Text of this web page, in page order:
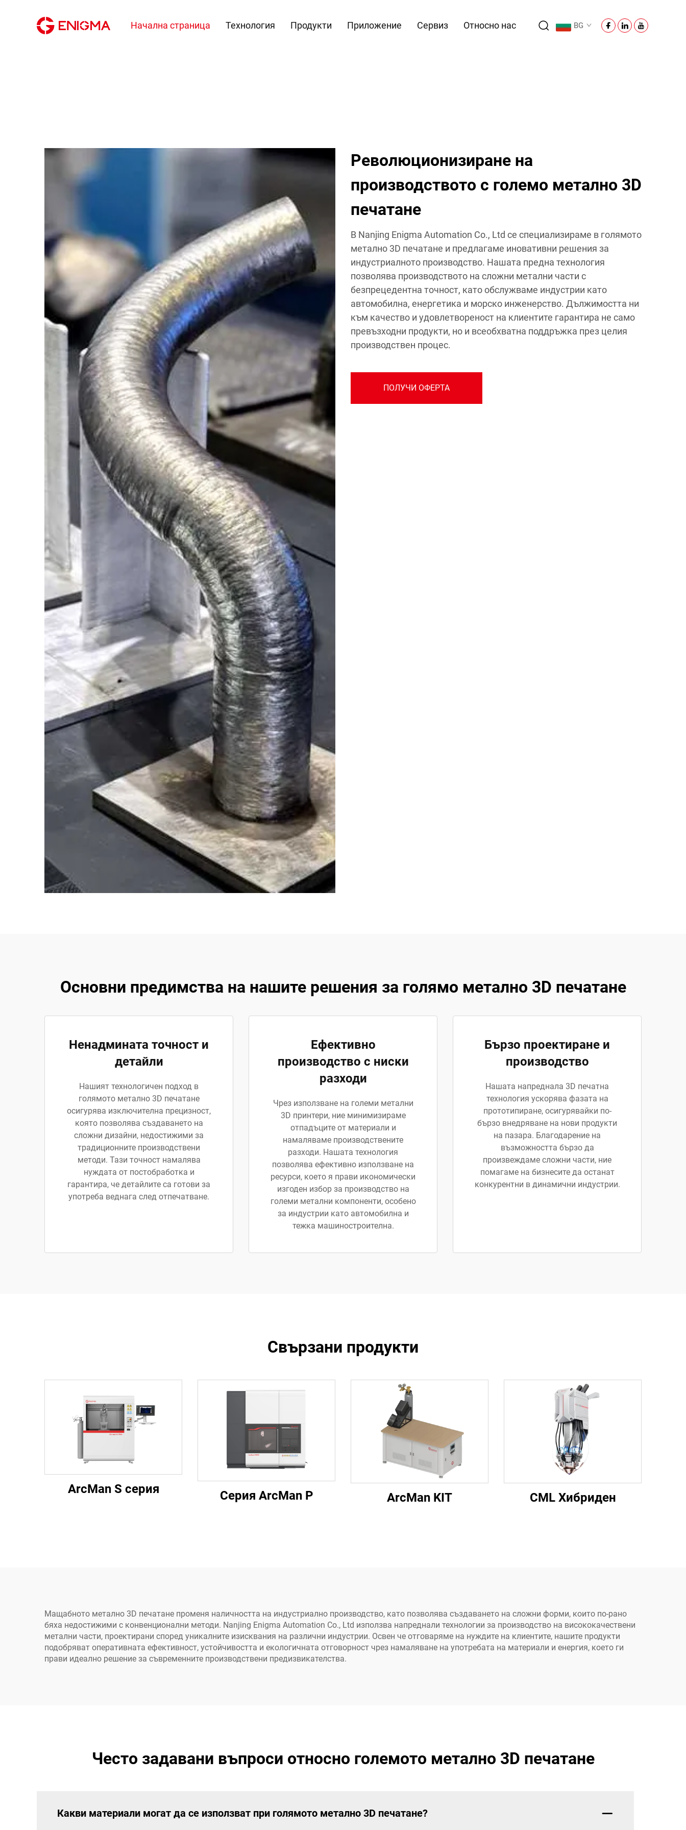
Начална страница Технология Продукти Приложение Сервиз Относно нас BG
Революционизиране на
производството с големо метално 3D
печатане
В Nanjing Enigma Automation Co., Ltd се специализираме в голямото
метално 3D печатане и предлагаме иновативни решения за
индустриалното производство. Нашата предна технология
позволява производството на сложни метални части с
безпрецедентна точност, като обслужваме индустрии като
автомобилна, енергетика и морско инженерство. Дължимостта ни
към качество и удовлетвореност на клиентите гарантира не само
превъзходни продукти, но и всеобхватна поддръжка през целия
производствен процес.
ПОЛУЧИ ОФЕРТА
Основни предимства на нашите решения за голямо метално 3D печатане
Ненадмината точност и
детайли
Нашият технологичен подход в
голямото метално 3D печатане
осигурява изключителна прецизност,
която позволява създаването на
сложни дизайни, недостижими за
традиционните производствени
методи. Тази точност намалява
нуждата от постобработка и
гарантира, че детайлите са готови за
употреба веднага след отпечатване.
Ефективно
производство с ниски
разходи
Чрез използване на големи метални
3D принтери, ние минимизираме
отпадъците от материали и
намаляваме производствените
разходи. Нашата технология
позволява ефективно използване на
ресурси, което я прави икономически
изгоден избор за производство на
големи метални компоненти, особено
за индустрии като автомобилна и
тежка машиностроителна.
Бързо проектиране и
производство
Нашата напреднала 3D печатна
технология ускорява фазата на
прототипиране, осигурявайки по-
бързо внедряване на нови продукти
на пазара. Благодарение на
възможността бързо да
произвеждаме сложни части, ние
помагаме на бизнесите да останат
конкурентни в динамични индустрии.
Свързани продукти
ArcMan S серия Серия ArcMan P ArcMan KIT CML Хибриден
Мащабното метално 3D печатане променя наличността на индустриално производство, като позволява създаването на сложни форми, които по-рано
бяха недостижими с конвенционални методи. Nanjing Enigma Automation Co., Ltd използва напреднали технологии за производство на висококачествени
метални части, проектирани според уникалните изисквания на различни индустрии. Освен че отговаряме на нуждите на клиентите, нашите продукти
подобряват оперативната ефективност, устойчивостта и екологичната отговорност чрез намаляване на употребата на материали и енергия, което ги
прави идеално решение за съвременните производствени предизвикателства.
Често задавани въпроси относно големото метално 3D печатане
Какви материали могат да се използват при голямото метално 3D печатане?